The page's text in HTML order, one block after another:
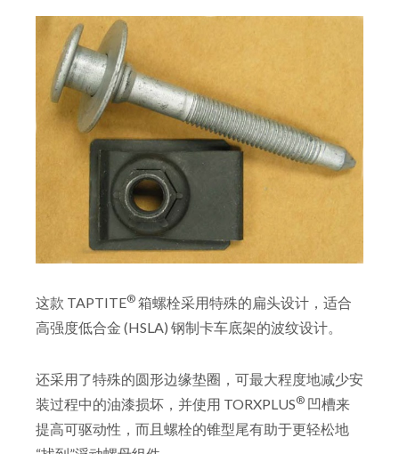
这款 TAPTITE® 箱螺栓采用特殊的扁头设计，适合
高强度低合金 (HSLA) 钢制卡车底架的波纹设计。
还采用了特殊的圆形边缘垫圈，可最大程度地减少安
装过程中的油漆损坏，并使用 TORXPLUS® 凹槽来
提高可驱动性，而且螺栓的锥型尾有助于更轻松地